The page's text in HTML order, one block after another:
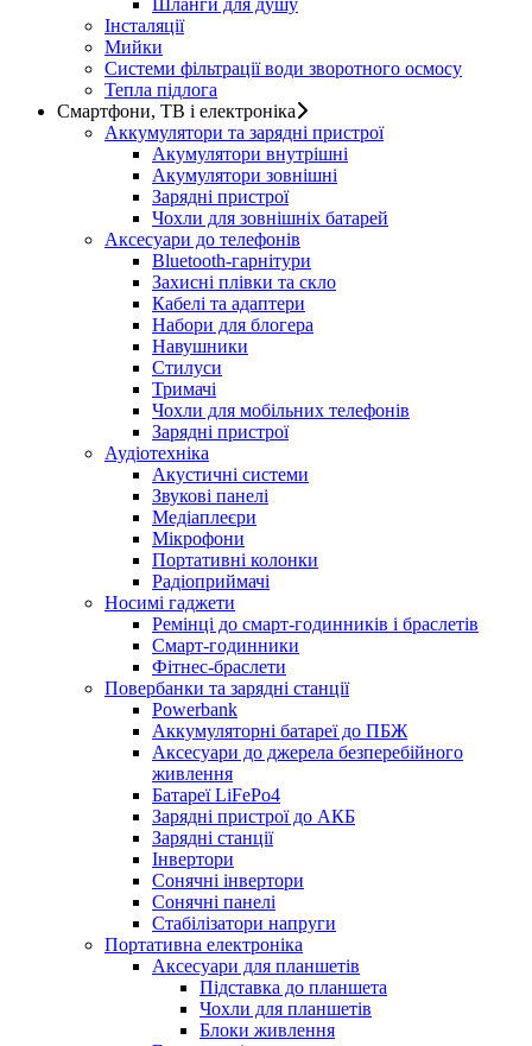
Шланги для душу
Інсталяції
Мийки
Системи фільтрації води зворотного осмосу
Тепла підлога
Смартфони, ТВ і електроніка
Аккумулятори та зарядні пристрої
Акумулятори внутрішні
Акумулятори зовнішні
Зарядні пристрої
Чохли для зовнішніх батарей
Аксесуари до телефонів
Bluetooth-гарнітури
Захисні плівки та скло
Кабелі та адаптери
Набори для блогера
Навушники
Стилуси
Тримачі
Чохли для мобільних телефонів
Зарядні пристрої
Аудіотехніка
Акустичні системи
Звукові панелі
Медіаплеєри
Мікрофони
Портативні колонки
Радіоприймачі
Носимі гаджети
Ремінці до смарт-годинників і браслетів
Смарт-годинники
Фітнес-браслети
Повербанки та зарядні станції
Powerbank
Аккумуляторні батареї до ПБЖ
Аксесуари до джерела безперебійного
живлення
Батареї LiFePo4
Зарядні пристрої до АКБ
Зарядні станції
Інвертори
Сонячні інвертори
Сонячні панелі
Стабілізатори напруги
Портативна електроніка
Аксесуари для планшетів
Підставка до планшета
Чохли для планшетів
Блоки живлення